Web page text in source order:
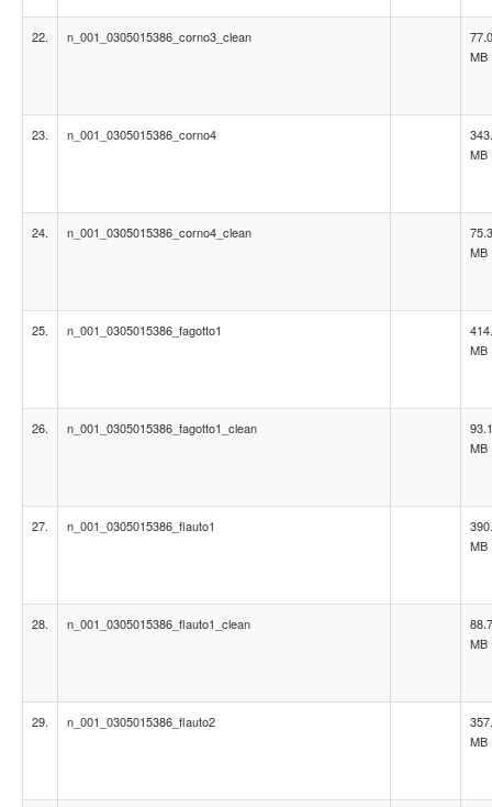
22. n_001_0305015386_corno3_clean
MB
23. n_001_0305015386_corno4
MB
24. n_001_0305015386_corno4_clean
MB
25. n_001_0305015386_fagotto1
MB
26. n_001_0305015386_fagotto1_clean
MB
27. n_001_0305015386_flauto1
MB
28. n_001_0305015386_flauto1_clean
MB
29. n_001_0305015386_flauto2
MB